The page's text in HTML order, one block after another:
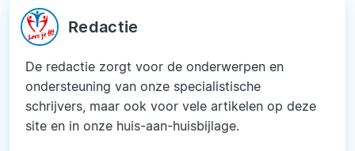
Redactie
De redactie zorgt voor de onderwerpen en
ondersteuning van onze specialistische
schrijvers, maar ook voor vele artikelen op deze
site en in onze huis-aan-huisbijlage.